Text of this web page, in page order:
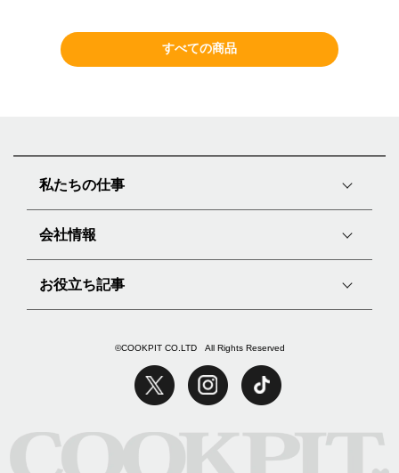
すべての商品
私たちの仕事
会社情報
お役立ち記事
©COOKPIT CO.LTD All Rights Reserved